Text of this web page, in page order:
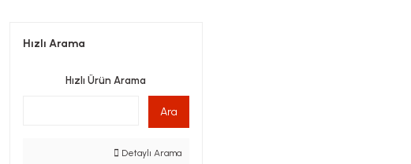
Hızlı Arama
Hızlı Ürün Arama
Ara
Detaylı Arama